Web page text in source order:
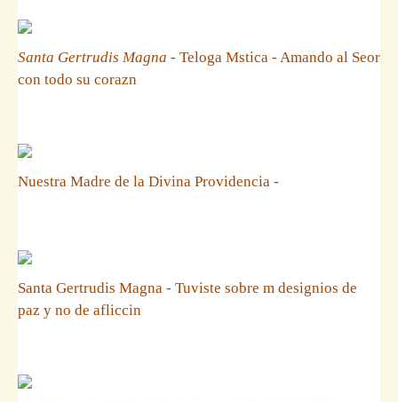
Santa Gertrudis Magna - Teloga Mstica - Amando al Seor
con todo su corazn
Nuestra Madre de la Divina Providencia -
Santa Gertrudis Magna - Tuviste sobre m designios de
paz y no de afliccin